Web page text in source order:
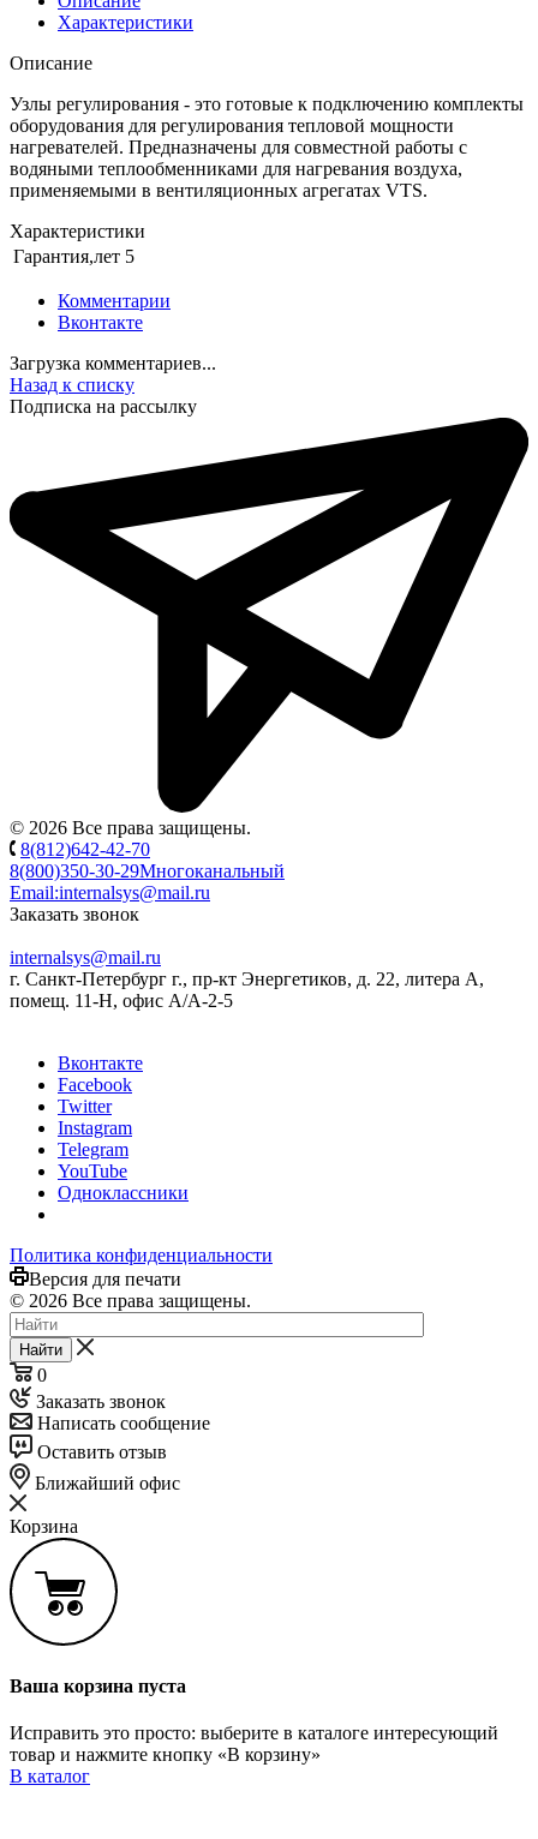
Характеристики
Описание
Узлы регулирования - это готовые к подключению комплекты
оборудования для регулирования тепловой мощности
нагревателей. Предназначены для совместной работы с
водяными теплообменниками для нагревания воздуха,
применяемыми в вентиляционных агрегатах VTS.
Характеристики
Гарантия,лет 5
Комментарии
Вконтакте
Загрузка комментариев...
Назад к списку
Подписка на рассылку
© 2026 Все права защищены.
8(812)642-42-70
8(800)350-30-29Многоканальный
Email:internalsys@mail.ru
Заказать звонок
internalsys@mail.ru
г. Санкт-Петербург г., пр-кт Энергетиков, д. 22, литера А,
помещ. 11-Н, офис А/А-2-5
Вконтакте
Facebook
Twitter
Instagram
Telegram
YouTube
Одноклассники
Политика конфиденциальности
Версия для печати
© 2026 Все права защищены.
Найти
0
Заказать звонок
Написать сообщение
Оставить отзыв
Ближайший офис
Корзина
Ваша корзина пуста
Исправить это просто: выберите в каталоге интересующий
товар и нажмите кнопку «В корзину»
В каталог